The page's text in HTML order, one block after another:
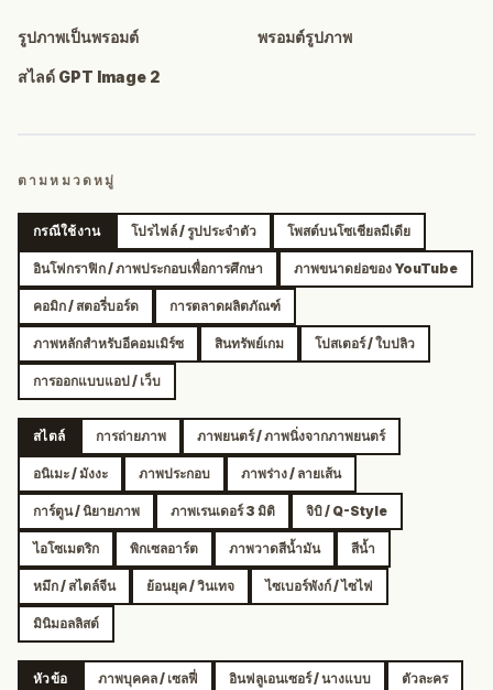
รูปภาพเป็นพรอมต์ พรอมต์รูปภาพ
สไลด์ GPT Image 2
ตามหมวดหมู่
กรณีใช้งาน โปรไฟล์ / รูปประจำตัว โพสต์บนโซเชียลมีเดีย
อินโฟกราฟิก / ภาพประกอบเพื่อการศึกษา ภาพขนาดย่อของ YouTube
คอมิก / สตอรี่บอร์ด การตลาดผลิตภัณฑ์
ภาพหลักสำหรับอีคอมเมิร์ซ สินทรัพย์เกม โปสเตอร์ / ใบปลิว
การออกแบบแอป / เว็บ
สไตล์ การถ่ายภาพ ภาพยนตร์ / ภาพนิ่งจากภาพยนตร์
อนิเมะ / มังงะ ภาพประกอบ ภาพร่าง / ลายเส้น
การ์ตูน / นิยายภาพ ภาพเรนเดอร์ 3 มิติ จิบิ / Q-Style
ไอโซเมตริก พิกเซลอาร์ต ภาพวาดสีน้ำมัน สีน้ำ
หมึก / สไตล์จีน ย้อนยุค / วินเทจ ไซเบอร์พังก์ / ไซไฟ
มินิมอลลิสต์
หัวข้อ ภาพบุคคล / เซลฟี่ อินฟลูเอนเซอร์ / นางแบบ ตัวละคร